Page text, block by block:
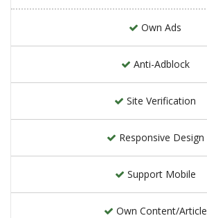
Own Ads
Anti-Adblock
Site Verification
Responsive Design
Support Mobile
Own Content/Article